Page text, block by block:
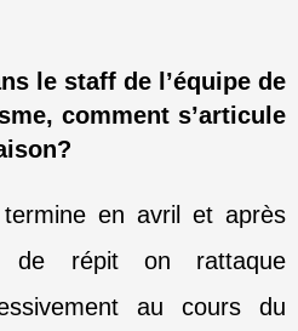
le staff de l’équipe de
comment s’articule
en avril et après
de répit on rattaque
au cours du